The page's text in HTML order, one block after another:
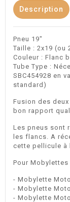
Description
Pneu 19"
Taille : 2x19 (ou
Couleur : Flanc
Tube Type :
SBC454928 en
standard)
Fusion des
bon rapport
Les pneus sont
les flancs. A
cette pellicule
Pour
- Mobylette
- Mobylette
- Mobylette